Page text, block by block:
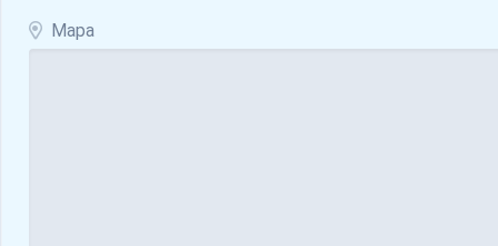
Mapa